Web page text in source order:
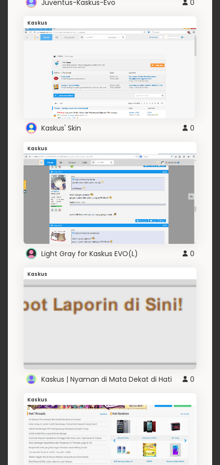
Juventus-Kaskus-Evo 0
Kaskus
Kaskus' Skin 0
Kaskus
Light Gray for Kaskus EVO(L) 0
Kaskus
Kaskus | Nyaman di Mata Dekat di Hati 0
Kaskus